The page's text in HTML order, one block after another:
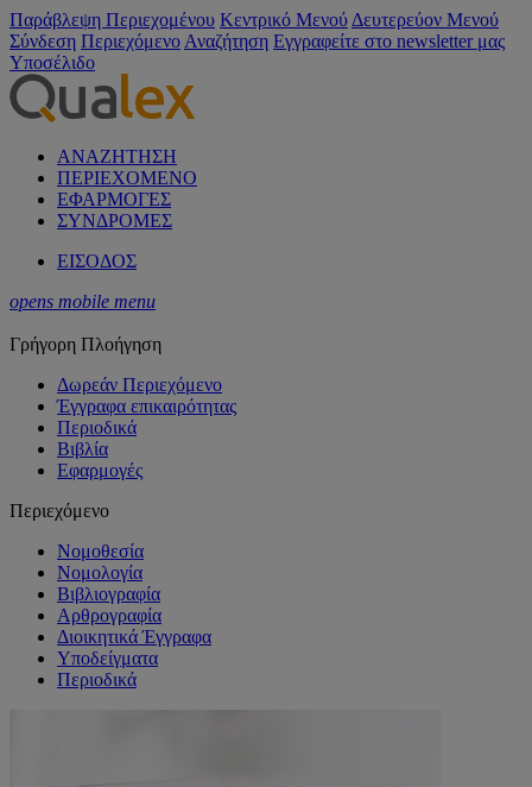
Παράβλεψη Περιεχομένου Κεντρικό Μενού Δευτερεύον Μενού
Σύνδεση Περιεχόμενο Αναζήτηση Εγγραφείτε στο newsletter μας
Υποσέλιδο
ΑΝΑΖΗΤΗΣΗ
ΠΕΡΙΕΧΟΜΕΝΟ
ΕΦΑΡΜΟΓΕΣ
ΣΥΝΔΡΟΜΕΣ
ΕΙΣΟΔΟΣ
opens mobile menu
Γρήγορη Πλοήγηση
Δωρεάν Περιεχόμενο
Έγγραφα επικαιρότητας
Περιοδικά
Βιβλία
Εφαρμογές
Περιεχόμενο
Νομοθεσία
Νομολογία
Βιβλιογραφία
Αρθρογραφία
Διοικητικά Έγγραφα
Υποδείγματα
Περιοδικά